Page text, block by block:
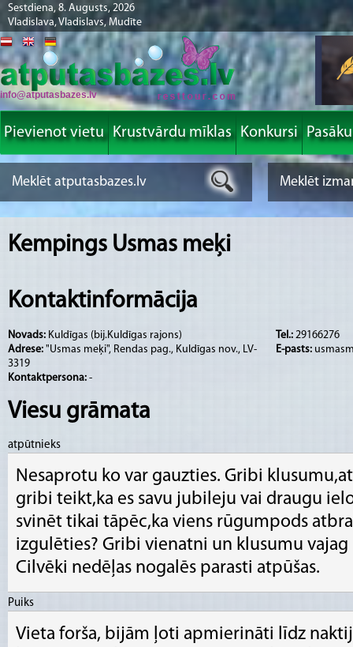
Sestdiena, 8. Augusts, 2026
Vladislava, Vladislavs, Mudīte
info@atputasbazes.lv
Pievienot vietu Krustvārdu mīklas Konkursi
Kempings Usmas meķi
Kontaktinformācija
Novads: Kuldīgas (bij.Kuldīgas rajons)
Adrese: "Usmas meķi", Rendas pag., Kuldīgas nov., LV-
3319
Kontaktpersona: -
Tel.: 29166276
E-pasts:
Viesu grāmata
atpūtnieks
Nesaprotu ko var gauzties. Gribi
gribi teikt,ka es savu jubileju vai draugu
svinēt tikai tāpēc,ka viens rūgumpods
izgulēties? Gribi vienatni un klusumu
Cilvēki nedēļas nogalēs parasti atpūšas.
Puiks
Vieta forša, bijām ļoti apmierināti līdz